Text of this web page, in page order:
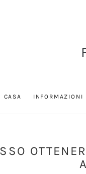
CASA INFORMAZIONI